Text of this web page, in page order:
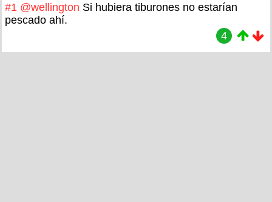
#1 @wellington Si hubiera tiburones no estarían
pescado ahí.
4